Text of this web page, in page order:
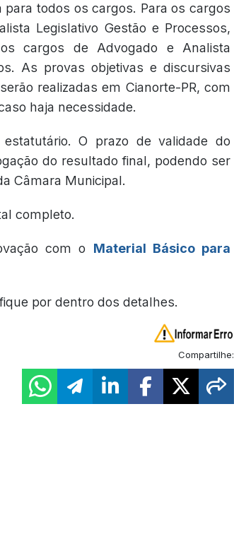
todos os cargos. Para os cargos
Legislativo Gestão e Processos,
cargos de Advogado e Analista
As provas objetivas e discursivas
realizadas em Cianorte-PR, com
haja necessidade.
O prazo de validade do
do resultado final, podendo ser
Câmara Municipal.
completo.
com o Material Básico para
por dentro dos detalhes.
Compartilhe: